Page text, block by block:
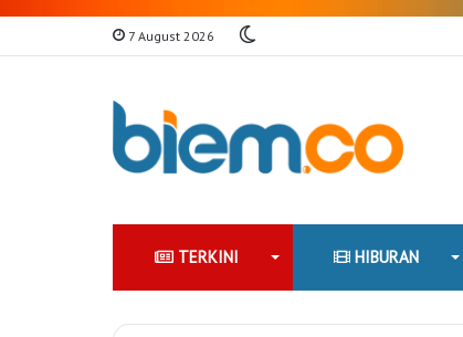
7 August 2026
TERKINI HIBURAN